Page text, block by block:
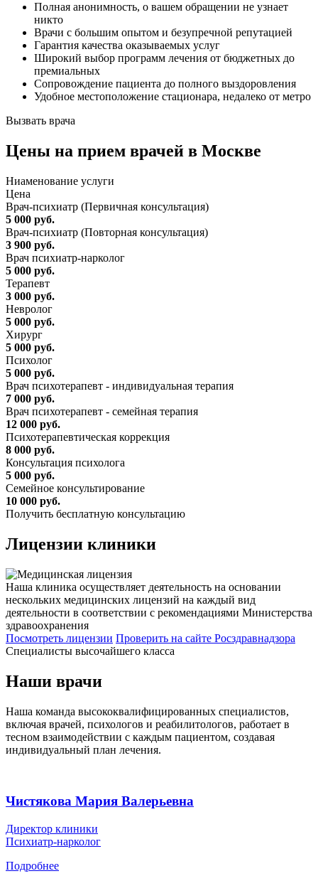
Полная анонимность, о вашем обращении не узнает
никто
Врачи с большим опытом и безупречной репутацией
Гарантия качества оказываемых услуг
Широкий выбор программ лечения от бюджетных до
премиальных
Сопровождение пациента до полного выздоровления
Удобное местоположение стационара, недалеко от метро
Вызвать врача
Цены на прием врачей в Москве
Ниaменование услуги
Цена
Врач-психиатр (Первичная консультация)
5 000 руб.
Врач-психиатр (Повторная консультация)
3 900 руб.
Врач психиатр-нарколог
5 000 руб.
Терапевт
3 000 руб.
Невролог
5 000 руб.
Хирург
5 000 руб.
Психолог
5 000 руб.
Врач психотерапевт - индивидуальная терапия
7 000 руб.
Врач психотерапевт - семейная терапия
12 000 руб.
Психотерапевтическая коррекция
8 000 руб.
Консультация психолога
5 000 руб.
Семейное консультирование
10 000 руб.
Получить бесплатную консультацию
Лицензии клиники
Наша клиника осуществляет деятельность на основании
нескольких медицинских лицензий на каждый вид
деятельности в соответствии с рекомендациями Министерства
здравоохранения
Посмотреть лицензии Проверить на сайте Росздравнадзора
Специалисты высочайшего класса
Наши врачи
Наша команда высококвалифицированных специалистов,
включая врачей, психологов и реабилитологов, работает в
тесном взаимодействии с каждым пациентом, создавая
индивидуальный план лечения.
Чистякова Мария Валерьевна
Директор клиники
Психиатр-нарколог
Подробнее